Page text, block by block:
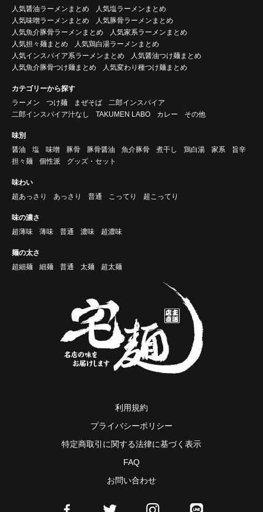
人気醤油ラーメンまとめ
人気塩ラーメンまとめ
人気味噌ラーメンまとめ
人気豚骨ラーメンまとめ
人気魚介豚骨ラーメンまとめ
人気家系ラーメンまとめ
人気担々麺まとめ
人気鶏白湯ラーメンまとめ
人気インスパイア系ラーメンまとめ
人気醤油つけ麺まとめ
人気魚介豚骨つけ麺まとめ
人気変わり種つけ麺まとめ
カテゴリーから探す
ラーメン
つけ麺 まぜそば
二郎インスパイア
二郎インスパイア汁なし
TAKUMEN LABO カレー その他
味別
醤油
塩 味噌 豚骨 豚骨醤油 魚介豚骨 煮干し 鶏白湯 家系
旨辛
担々麺
個性派 グッズ・セット
味わい
超あっさり
あっさり 普通 こってり 超こってり
味の濃さ
超薄味
薄味 普通 濃味 超濃味
麺の太さ
超細麺
細麺 普通 太麺 超太麺
利用規約
プライバシーポリシー
特定商取引に関する法律に基づく表示
FAQ
お問い合わせ